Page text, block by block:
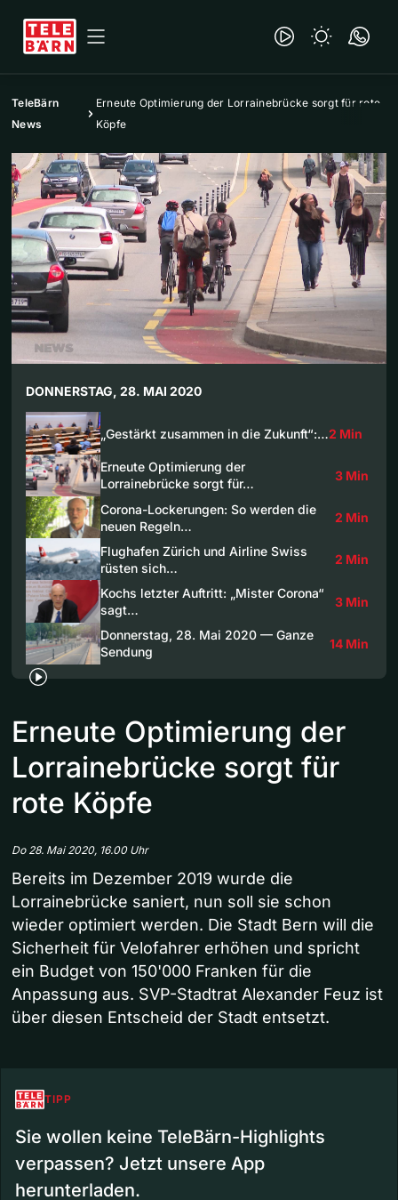
TeleBärn
News
Erneute Optimierung der Lorrainebrücke sorgt für rote
Köpfe
DONNERSTAG, 28. MAI 2020
„Gestärkt zusammen in die Zukunft“:…2 Min
Erneute Optimierung der
Lorrainebrücke sorgt für…
3 Min
Corona-Lockerungen: So werden die
neuen Regeln…
2 Min
Flughafen Zürich und Airline Swiss
rüsten sich…
2 Min
Kochs letzter Auftritt: „Mister Corona“
sagt…
3 Min
Donnerstag, 28. Mai 2020 — Ganze
Sendung
14 Min
Erneute Optimierung der
Lorrainebrücke sorgt für
rote Köpfe
Do 28. Mai 2020, 16.00 Uhr
Bereits im Dezember 2019 wurde die
Lorrainebrücke saniert, nun soll sie schon
wieder optimiert werden. Die Stadt Bern will die
Sicherheit für Velofahrer erhöhen und spricht
ein Budget von 150'000 Franken für die
Anpassung aus. SVP-Stadtrat Alexander Feuz ist
über diesen Entscheid der Stadt entsetzt.
TIPP
Sie wollen keine TeleBärn-Highlights
verpassen? Jetzt unsere App
herunterladen.